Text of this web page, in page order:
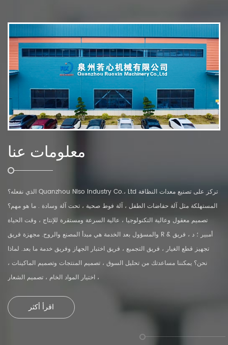
معلومات عنا
الذي نفعله؟ Quanzhou Niso Industry Co.، Ltd تركز على تصنيع معدات النظافة
المستهلكة مثل آلة حفاضات الطفل ، آلة فوط صحية ، تحت آلة وسادة . ما هو مهم؟
تصميم معقول وعالية التكنولوجيا ، عالية السرعة ومستقرة للإنتاج ، وقت الحياة
والمسؤول بعد الخدمة هي مبدأ المصنع والروح. مجهزة فريق R & أمبير ؛ د ، فريق
تجهيز قطع الغيار ، فريق التجميع ، فريق اختبار الجهاز وفريق خدمة ما بعد. لماذا
نحن؟ يمكننا مساعدتك من تحليل السوق ، تصميم المنتجات وتصميم الماكينات ،
اختيار المواد الخام ، تصميم الشعار ،
اقرأ أكثر